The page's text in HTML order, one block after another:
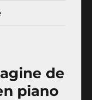
de
piano